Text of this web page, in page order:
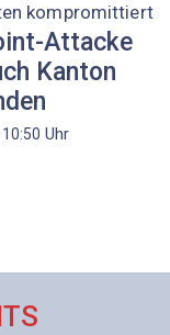
kompromittiert
Attacke
Kanton
Uhr